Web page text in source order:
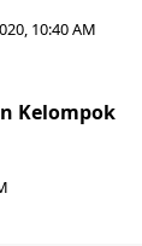
10:40 AM
Kelompok